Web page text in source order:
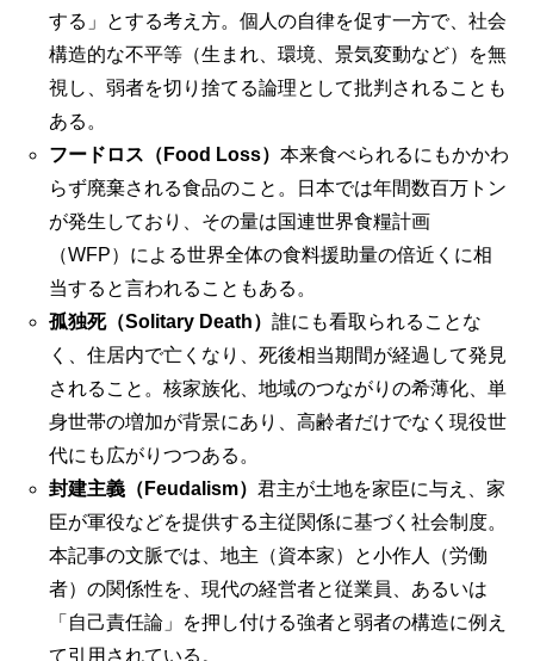
する」とする考え方。個人の自律を促す一方で、社会
構造的な不平等（生まれ、環境、景気変動など）を無
視し、弱者を切り捨てる論理として批判されることも
ある。
フードロス（Food Loss） 本来食べられるにもかかわ
らず廃棄される食品のこと。日本では年間数百万トン
が発生しており、その量は国連世界食糧計画
（WFP）による世界全体の食料援助量の倍近くに相
当すると言われることもある。
孤独死（Solitary Death） 誰にも看取られることな
く、住居内で亡くなり、死後相当期間が経過して発見
されること。核家族化、地域のつながりの希薄化、単
身世帯の増加が背景にあり、高齢者だけでなく現役世
代にも広がりつつある。
封建主義（Feudalism） 君主が土地を家臣に与え、家
臣が軍役などを提供する主従関係に基づく社会制度。
本記事の文脈では、地主（資本家）と小作人（労働
者）の関係性を、現代の経営者と従業員、あるいは
「自己責任論」を押し付ける強者と弱者の構造に例え
て引用されている。